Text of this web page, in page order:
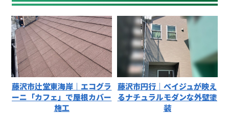
藤沢市辻堂東海岸｜エコグラ
ーニ「カフェ」で屋根カバー
施工
藤沢市円行｜ベイジュが映え
るナチュラルモダンな外壁塗
装